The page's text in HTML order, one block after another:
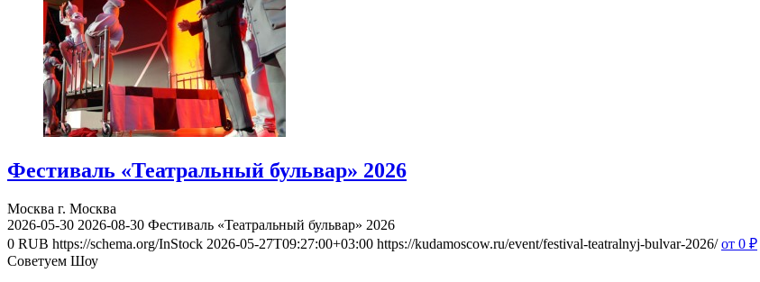
Фестиваль «Театральный бульвар» 2026
Москва г. Москва
2026-05-30 2026-08-30 Фестиваль «Театральный бульвар» 2026
0 RUB https://schema.org/InStock 2026-05-27T09:27:00+03:00 https://kudamoscow.ru/event/festival-teatralnyj-bulvar-2026/ от 0 ₽
Советуем Шоу